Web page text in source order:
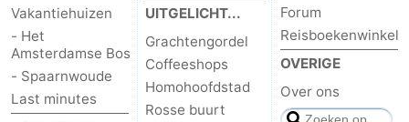
Vakantiehuizen
- Het
Amsterdamse Bos
- Spaarnwoude
Last minutes
UITGELICHT...
Grachtengordel
Coffeeshops
Homohoofdstad
Rosse buurt
Forum
Reisboekenwinkel
OVERIGE
Over ons